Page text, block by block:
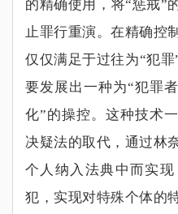
的精确使用，将“惩戒”
止罪行重演。在精确控
仅仅满足于过往为“犯罪
要发展出一种为“犯罪者
化”的操控。这种技术
决疑法的取代，通过林
个人纳入法典中而实
犯，实现对特殊个体的